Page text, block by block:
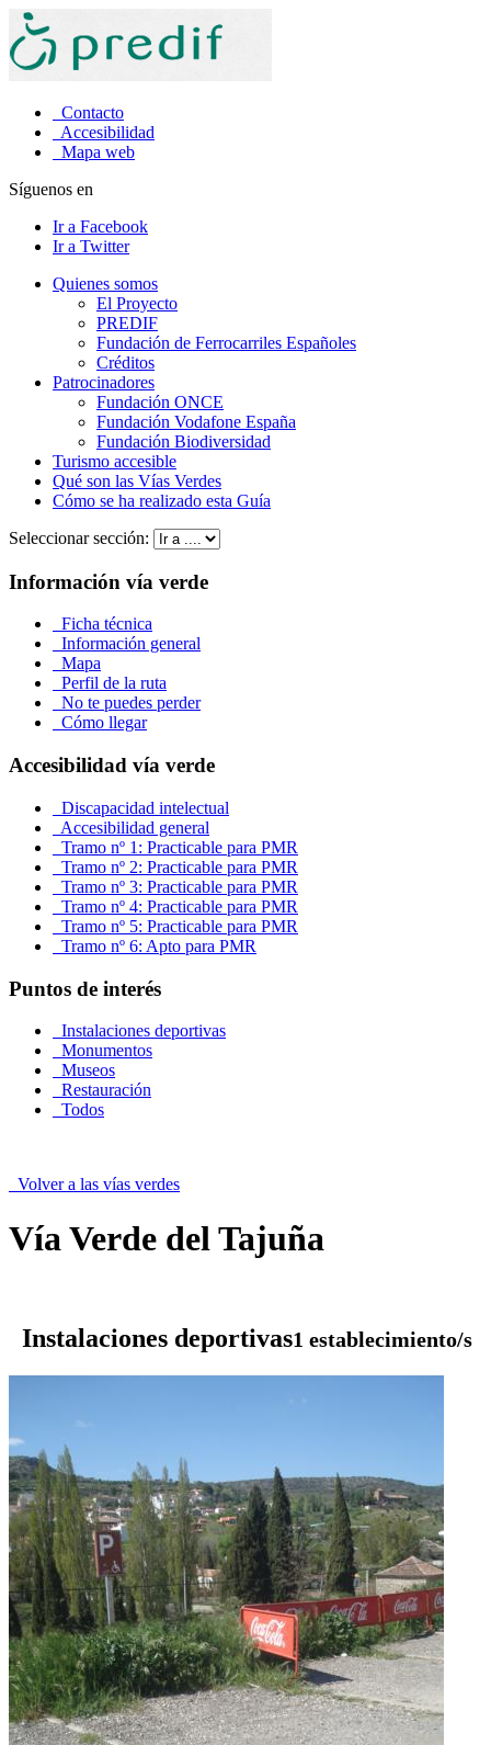
Contacto
Accesibilidad
Mapa web
Síguenos en
Ir a Facebook
Ir a Twitter
Quienes somos
El Proyecto
PREDIF
Fundación de Ferrocarriles Españoles
Créditos
Patrocinadores
Fundación ONCE
Fundación Vodafone España
Fundación Biodiversidad
Turismo accesible
Qué son las Vías Verdes
Cómo se ha realizado esta Guía
Seleccionar sección:
Información vía verde
Ficha técnica
Información general
Mapa
Perfil de la ruta
No te puedes perder
Cómo llegar
Accesibilidad vía verde
Discapacidad intelectual
Accesibilidad general
Tramo nº 1: Practicable para PMR
Tramo nº 2: Practicable para PMR
Tramo nº 3: Practicable para PMR
Tramo nº 4: Practicable para PMR
Tramo nº 5: Practicable para PMR
Tramo nº 6: Apto para PMR
Puntos de interés
Instalaciones deportivas
Monumentos
Museos
Restauración
Todos
Volver a las vías verdes
Vía Verde del Tajuña
Instalaciones deportivas1 establecimiento/s